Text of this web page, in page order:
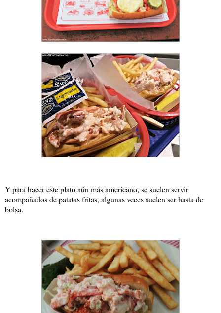
Y para hacer este plato aún más americano, se suelen servir
acompañados de patatas fritas, algunas veces suelen ser hasta de
bolsa.